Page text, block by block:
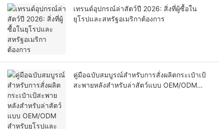
เทรนด์อุปกรณ์ล่าสัตว์ปี 2026: สิ่งที่ผู้ซื้อใน
ยุโรปและสหรัฐอเมริกาต้องการ
คู่มือฉบับสมบูรณ์สำหรับการสั่งผลิตกระเป๋าเป้
สะพายหลังสำหรับล่าสัตว์แบบ OEM/ODM